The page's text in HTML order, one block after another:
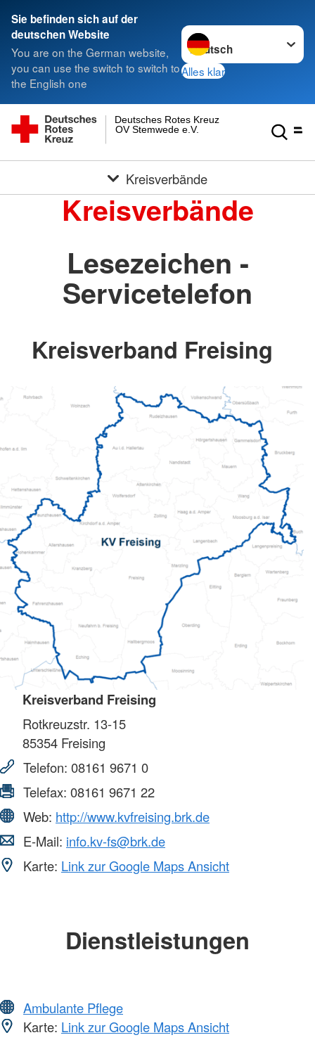
Sie befinden sich auf der
deutschen Website
You are on the German website,
you can use the switch to switch to
the English one
Sprache wechseln zu
Alles klar
OV Stemwede e.V.
Deutsches Rotes Kreuz
Kreisverbände
Kreisverbände
Lesezeichen -
Servicetelefon
Kreisverband Freising
Kreisverband Freising
Rotkreuzstr. 13-15
85354 Freising
Telefon: 08161 9671 0
Telefax: 08161 9671 22
Web: http://www.kvfreising.brk.de
E-Mail: info.kv-fs@brk.de
Karte: Link zur Google Maps Ansicht
Dienstleistungen
Ambulante Pflege
Karte: Link zur Google Maps Ansicht